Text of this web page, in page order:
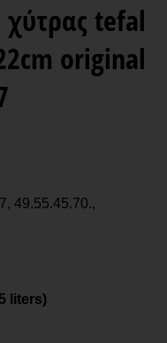
tefal
original
49.55.45.70.,
liters)